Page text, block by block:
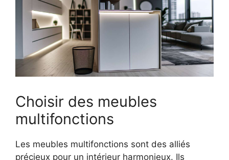
Choisir des meubles
multifonctions
Les meubles multifonctions sont des alliés
précieux pour un intérieur harmonieux. Ils